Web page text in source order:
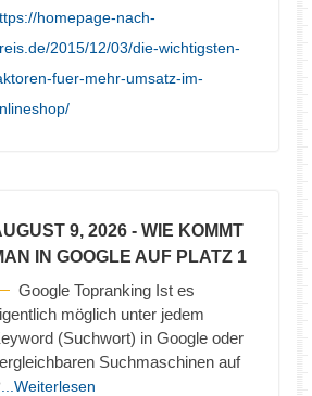
homepage-nach-
2015/12/03/die-wichtigsten-
fuer-mehr-umsatz-im-
9, 2026 - WIE KOMMT
IN GOOGLE AUF PLATZ 1
Google Topranking Ist es
möglich unter jedem
(Suchwort) in Google oder
Suchmaschinen auf
...Weiterlesen